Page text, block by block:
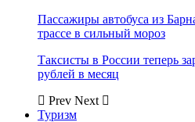
Пассажиры автобуса из
трассе в сильный мороз
Таксисты в России теперь
рублей в месяц
Prev Next
Туризм